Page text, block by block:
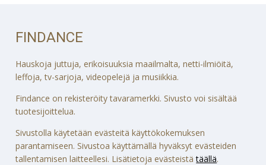
FINDANCE
Hauskoja juttuja, erikoisuuksia maailmalta, netti-ilmiöitä,
leffoja, tv-sarjoja, videopelejä ja musiikkia.
Findance on rekisteröity tavaramerkki. Sivusto voi sisältää
tuotesijoittelua.
Sivustolla käytetään evästeitä käyttökokemuksen
parantamiseen. Sivustoa käyttämällä hyväksyt evästeiden
tallentamisen laitteellesi. Lisätietoja evästeistätäällä.